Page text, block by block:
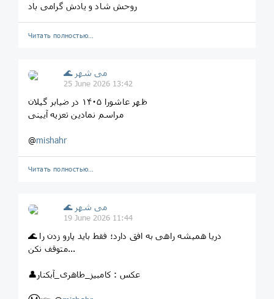
روحش شاد و یادش گرامی باد
Читать полностью…
🌊 می شهر
25 June 2026 13:42
ظهر عاشورا ۱۴۰۵ در ضیابر گیلان
مراسم نمادین تعزیه آیینی
@mishahr
Читать полностью…
🌊 می شهر
19 June 2026 11:44
🌊 دریا همیشه راهی به افق دارد؛ فقط باید پارو زدن را
متوقف نکن...
👤عکس : کامبیز_طاهری_آبکنار